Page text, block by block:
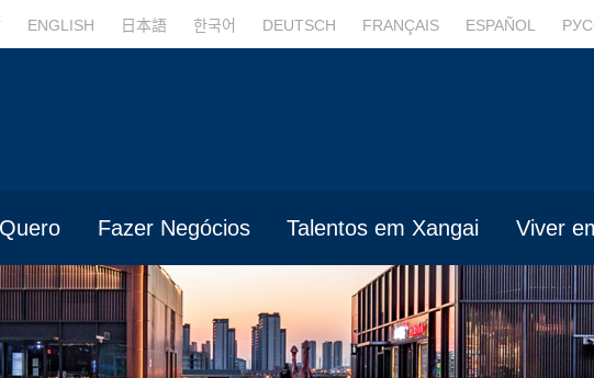
ENGLISH 日本語 한국어 DEUTSCH FRANÇAIS ESPAÑOL
Fazer Negócios Talentos em Xangai Viver